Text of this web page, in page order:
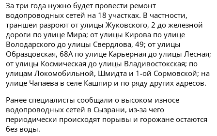
За три года нужно будет провести ремонт
водопроводных сетей на 18 участках. В частности,
траншеи разроют от улицы Жуковского, 2 до железной
дороги по улице Мира; от улицы Кирова по улице
Володарского до улицы Свердлова, 49; от улицы
Образцовская, 68А по улице Карьерная до улицы Лесная;
от улицы Космическая до улицы Владивостокская; по
улицам Локомобильной, Шмидта и 1-ой Сормовской; на
улице Чапаева в селе Кашпир и по ряду других адресов.
Ранее специалисты сообщали о высоком износе
водопроводных сетей в Сызрани, из-за чего
периодически происходят порывы и горожане остаются
без воды.